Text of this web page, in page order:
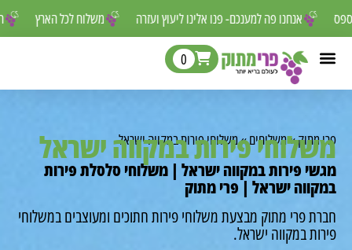
משלוח לכל הארץ אנחנו פה למענכם- פנו אלינו ליעוץ ועזרה לפספס
0
מתוק»משלוחים»משלוחי פירות במקווה ישראל
פירות במקווה ישראל
פירות במקווה ישראל | משלוחי סלסלת פירות
ישראל | פרי מתוק
פרי מתוק מבצעת משלוחי פירות חתוכים ומעוצבים במשלוחי
במקווה ישראל.